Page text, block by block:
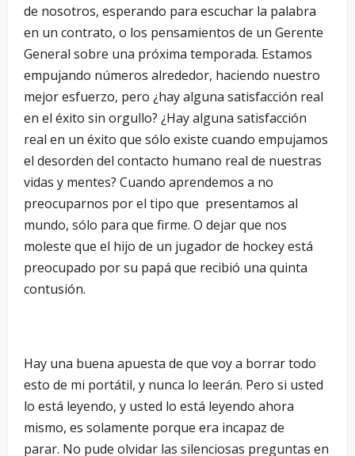
de nosotros, esperando para escuchar la palabra
en un contrato, o los pensamientos de un Gerente
General sobre una próxima temporada. Estamos
empujando números alrededor, haciendo nuestro
mejor esfuerzo, pero ¿hay alguna satisfacción real
en el éxito sin orgullo? ¿Hay alguna satisfacción
real en un éxito que sólo existe cuando empujamos
el desorden del contacto humano real de nuestras
vidas y mentes? Cuando aprendemos a no
preocuparnos por el tipo que presentamos al
mundo, sólo para que firme. O dejar que nos
moleste que el hijo de un jugador de hockey está
preocupado por su papá que recibió una quinta
contusión.
Hay una buena apuesta de que voy a borrar todo
esto de mi portátil, y nunca lo leerán. Pero si usted
lo está leyendo, y usted lo está leyendo ahora
mismo, es solamente porque era incapaz de
parar. No pude olvidar las silenciosas preguntas en